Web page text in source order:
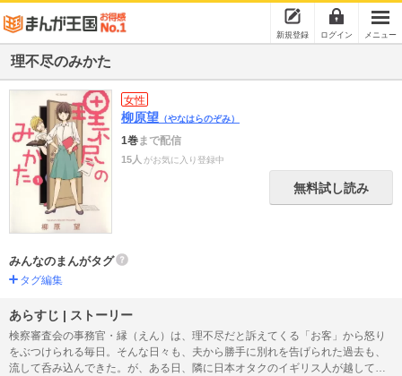
新規登録 ログイン メニュー
理不尽のみかた
女性
柳原望 （やなはらのぞみ）
1巻まで配信
15人 がお気に入り登録中
無料試し読み
みんなのまんがタグ
タグ編集
あらすじ | ストーリー
検察審査会の事務官・縁（えん）は、理不尽だと訴えてくる「お客」から怒り
をぶつけられる毎日。そんな日々も、夫から勝手に別れを告げられた過去も、
流して呑み込んできた。が、ある日、隣に日本オタクのイギリス人が越してき